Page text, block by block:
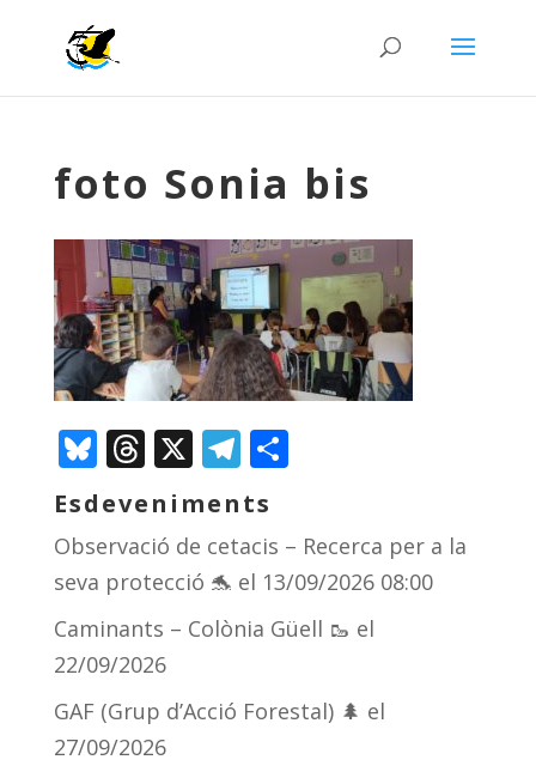
foto Sonia bis
Bluesky
Threads
X Telegram
Comparteix
Esdeveniments
Observació de cetacis – Recerca per a la
seva protecció 🐬 el 13/09/2026 08:00
Caminants – Colònia Güell 🥾 el
22/09/2026
GAF (Grup d’Acció Forestal) 🌲 el
27/09/2026